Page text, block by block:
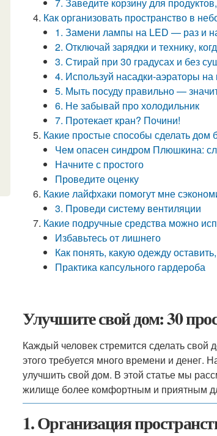
Как организовать пространство в
1. Замени лампы на LED — раз и
2. Отключай зарядки и технику,
3. Стирай при 30 градусах и без
4. Используй насадки-аэраторы на
5. Мыть посуду правильно —
6. Не забывай про холодильник
7. Протекает кран? Почини!
Какие простые способы сделать
Чем опасен синдром Плюшкина:
Начните с простого
Проведите оценку
Какие лайфхаки помогут мне
3. Проведи систему вентиляции
Какие подручные средства можно
Избавьтесь от лишнего
Как понять, какую одежду
Практика капсульного гардероба
Улучшите свой дом: 30
Каждый человек стремится сделать
этого требуется много времени и денег.
улучшить свой дом. В этой статье мы
жилище более комфортным и приятным
1. Организация